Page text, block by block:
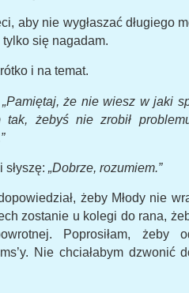
aby nie wygłaszać długiego
się nagadam.
i na temat.
„Pamiętaj, że nie wiesz w jaki
tak, żebyś nie zrobił
„Dobrze, rozumiem.”
żeby Młody nie
zostanie u kolegi do rana,
Poprosiłam, żeby
Nie chciałabym dzwonić